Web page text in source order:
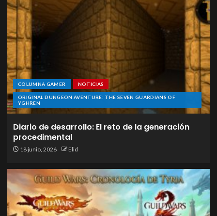
COLUMNA GAMER NOTICIAS
ORIGINAL DUNGEON AVENTURE: THE SEVEN GUARDIANS OF
YGHREN
Diario de desarrollo: El reto de la generación
procedimental
18 junio, 2026 Elid